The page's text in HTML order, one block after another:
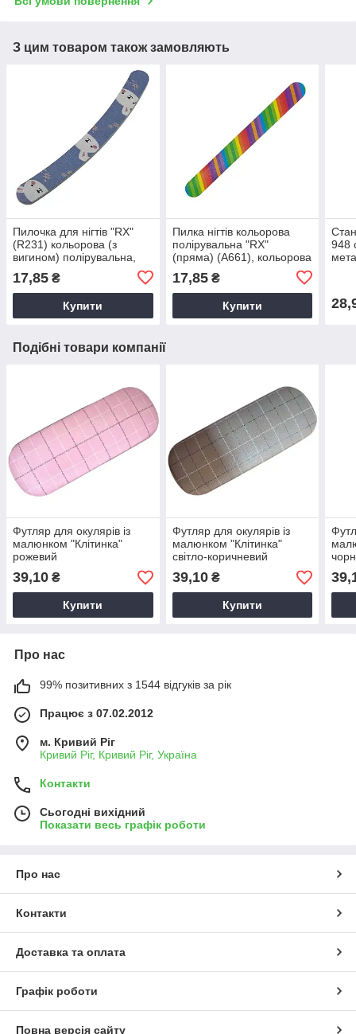
З цим товаром також замовляють
Пилочка для нігтів "RX"
(R231) кольорова (з
вигином) полірувальна,
полірувальна пилочка для
нігтів
17,85 ₴
Купити
Пилка нігтів кольорова
полірувальна "RX"
(пряма) (А661), кольорова
полірувальна пилочка для
нігтів
17,85₴
Купити
948
Подібні товари компанії
Футляр для окулярів із
малюнком "Клітинка"
рожевий
39,10 ₴
Купити
Футляр для окулярів із
малюнком "Клітинка"
світло-коричневий
39,10₴
Купити
Про нас
99% позитивних з 1544 відгуків за рік
Працює з 07.02.2012
м. Кривий Ріг
Кривий Ріг, Кривий Ріг, Україна
Контакти
Сьогодні вихідний
Показати весь графік роботи
Про нас
Контакти
Доставка та оплата
Графік роботи
Повна версія сайту